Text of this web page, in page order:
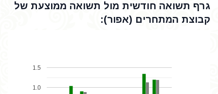
גרף תשואה חודשית מול תשואה ממוצעת של
קבוצת המתחרים (אפור):
1.0
1.5